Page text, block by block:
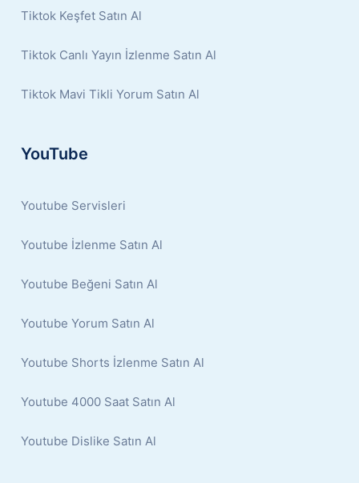
Tiktok Keşfet Satın Al
Tiktok Canlı Yayın İzlenme Satın Al
Tiktok Mavi Tikli Yorum Satın Al
YouTube
Youtube Servisleri
Youtube İzlenme Satın Al
Youtube Beğeni Satın Al
Youtube Yorum Satın Al
Youtube Shorts İzlenme Satın Al
Youtube 4000 Saat Satın Al
Youtube Dislike Satın Al